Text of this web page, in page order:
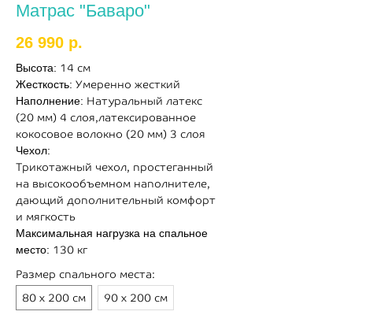
Матрас "Баваро"
26 990 р.
Высота: 14 см
Жесткость: Умеренно жесткий
Наполнение: Натуральный латекс
(20 мм) 4 слоя,латексированное
кокосовое волокно (20 мм) 3 слоя
Чехол:
Трикотажный чехол, простеганный
на высокообъемном наполнителе,
дающий дополнительный комфорт
и мягкость
Максимальная нагрузка на спальное
место: 130 кг
Размер спального места:
80 х 200 см
90 х 200 см